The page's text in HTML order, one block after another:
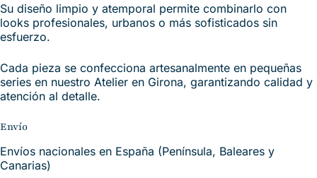
Su diseño limpio y atemporal permite combinarlo con
looks profesionales, urbanos o más sofisticados sin
esfuerzo.
Cada pieza se confecciona artesanalmente en pequeñas
series en nuestro Atelier en Girona, garantizando calidad y
atención al detalle.
Envío
Envíos nacionales en España (Península, Baleares y
Canarias)